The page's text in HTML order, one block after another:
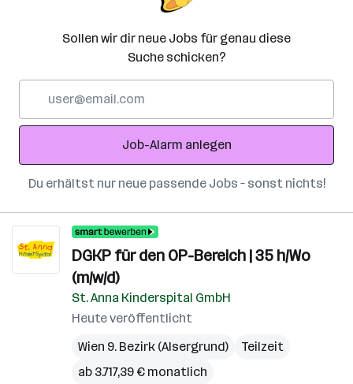
Sollen wir dir neue Jobs für genau diese
Suche schicken?
Adresse
Job-Alarm anlegen
Du erhältst nur neue passende Jobs – sonst nichts!
DGKP für den OP-Bereich | 35 h/Wo
(m/w/d)
St. Anna Kinderspital GmbH
Heute veröffentlicht
Wien 9. Bezirk (Alsergrund)
Teilzeit
ab 3.717,39 € monatlich